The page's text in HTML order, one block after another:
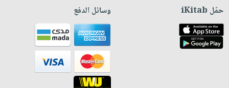
حمّل iKitab وسائل الدفع